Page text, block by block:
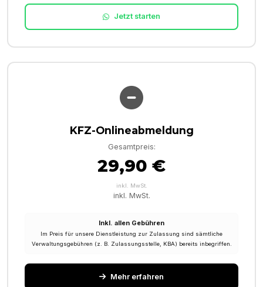
Jetzt starten
KFZ-Onlineabmeldung
Gesamtpreis:
29,90 €
inkl. MwSt.
inkl. MwSt.
Inkl. allen Gebühren
Im Preis für unsere Dienstleistung zur Zulassung sind sämtliche
Verwaltungsgebühren (z. B. Zulassungsstelle, KBA) bereits inbegriffen.
Mehr erfahren